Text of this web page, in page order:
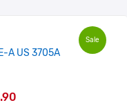
Sale
A US 3705A